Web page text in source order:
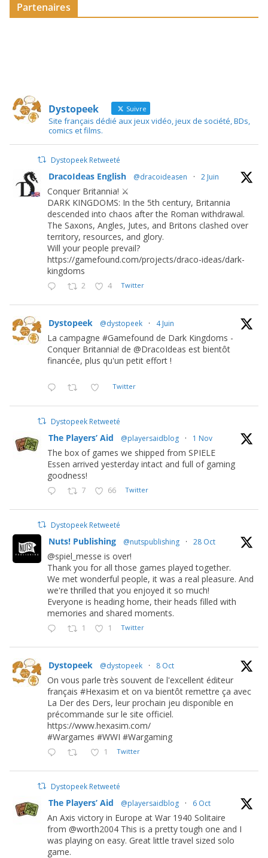
Partenaires
Dystopeek Suivre
Site français dédié aux jeux vidéo, jeux de société, BDs,
comics et films.
Dystopeek Retweeté
DracoIdeas English @dracoideasen · 2 Juin
Conquer Britannia! ⚔️
DARK KINGDOMS: In the 5th century, Britannia
descended into chaos after the Roman withdrawal.
The Saxons, Angles, Jutes, and Britons clashed over
territory, resources, and glory.
Will your people prevail?
https://gamefound.com/projects/draco-ideas/dark-
kingdoms
2 4 Twitter
Dystopeek @dystopeek · 4 Juin
La campagne #Gamefound de Dark Kingdoms -
Conquer Britannia! de @DracoIdeas est bientôt
financée, plus qu'un petit effort !
Twitter
Dystopeek Retweeté
The Players’ Aid @playersaidblog · 1 Nov
The box of games we shipped from SPIELE
Essen arrived yesterday intact and full of gaming
goodness!
7 66 Twitter
Dystopeek Retweeté
Nuts! Publishing @nutspublishing · 28 Oct
@spiel_messe is over!
Thank you for all those games played together.
We met wonderful people, it was a real pleasure. And
we're thrilled that you enjoyed it so much!
Everyone is heading home, their heads filled with
memories and shared moments.
1 1 Twitter
Dystopeek @dystopeek · 8 Oct
On vous parle très souvent de l'excellent éditeur
français #Hexasim et on va bientôt remettre ça avec
La Der des Ders, leur prochain jeu disponible en
précommande sur le site officiel.
https://www.hexasim.com/
#Wargames #WWI #Wargaming
1 Twitter
Dystopeek Retweeté
The Players’ Aid @playersaidblog · 6 Oct
An Axis victory in Europe at War 1940 Solitaire
from @worth2004 This is a pretty tough one and I
was playing on easy. Great little travel sized solo
game.